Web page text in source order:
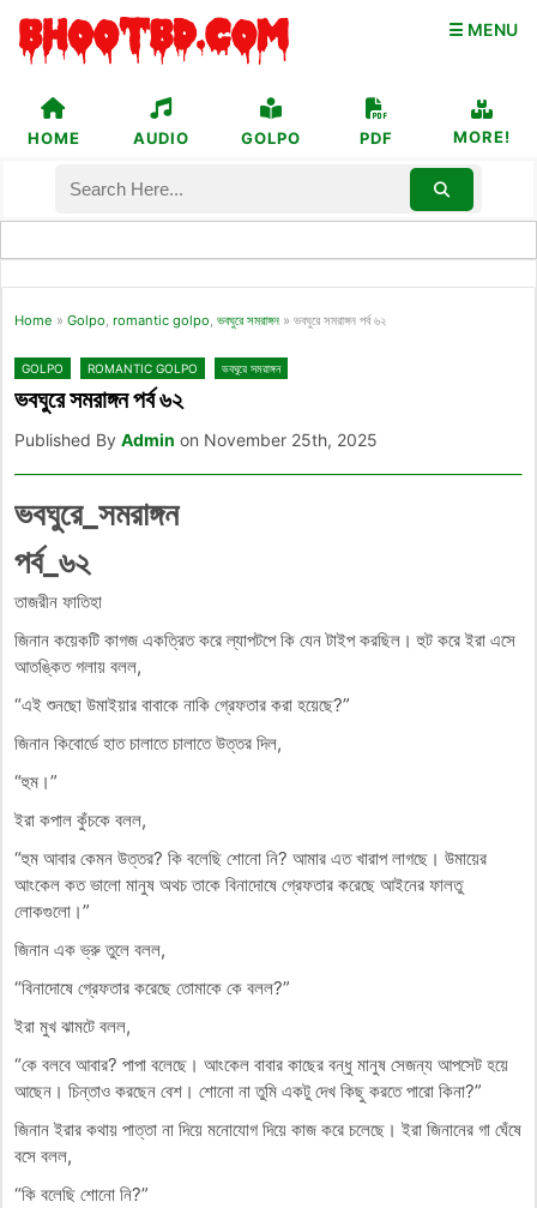
☰ MENU
HOME AUDIO GOLPO PDF MORE!
Home » Golpo, romantic golpo, ভবঘুরে সমরাঙ্গন » ভবঘুরে সমরাঙ্গন পর্ব ৬২
GOLPO ROMANTIC GOLPO ভবঘুরে সমরাঙ্গন
ভবঘুরে সমরাঙ্গন পর্ব ৬২
Published By Admin on November 25th, 2025
ভবঘুরে_সমরাঙ্গন
পর্ব_৬২
তাজরীন ফাতিহা
জিনান কয়েকটি কাগজ একত্রিত করে ল্যাপটপে কি যেন টাইপ করছিল। হুট করে ইরা এসে
আতঙ্কিত গলায় বলল,
“এই শুনছো উমাইয়ার বাবাকে নাকি গ্রেফতার করা হয়েছে?”
জিনান কিবোর্ডে হাত চালাতে চালাতে উত্তর দিল,
“হুম।”
ইরা কপাল কুঁচকে বলল,
“হুম আবার কেমন উত্তর? কি বলেছি শোনো নি? আমার এত খারাপ লাগছে। উমায়ের
আংকেল কত ভালো মানুষ অথচ তাকে বিনাদোষে গ্রেফতার করেছে আইনের ফালতু
লোকগুলো।”
জিনান এক ভ্রু তুলে বলল,
“বিনাদোষে গ্রেফতার করেছে তোমাকে কে বলল?”
ইরা মুখ ঝামটে বলল,
“কে বলবে আবার? পাপা বলেছে। আংকেল বাবার কাছের বন্ধু মানুষ সেজন্য আপসেট হয়ে
আছেন। চিন্তাও করছেন বেশ। শোনো না তুমি একটু দেখ কিছু করতে পারো কিনা?”
জিনান ইরার কথায় পাত্তা না দিয়ে মনোযোগ দিয়ে কাজ করে চলেছে। ইরা জিনানের গা ঘেঁষে
বসে বলল,
“কি বলেছি শোনো নি?”